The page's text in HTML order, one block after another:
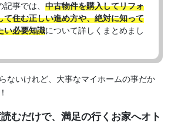
記事では、 中古物件を購入してリフォ
て住む正しい進め方や、絶対に知って
い必要知識について詳しくまとめまし
ないけれど、大事なマイホームの事だか
むだけで、満足の行くお家へオト